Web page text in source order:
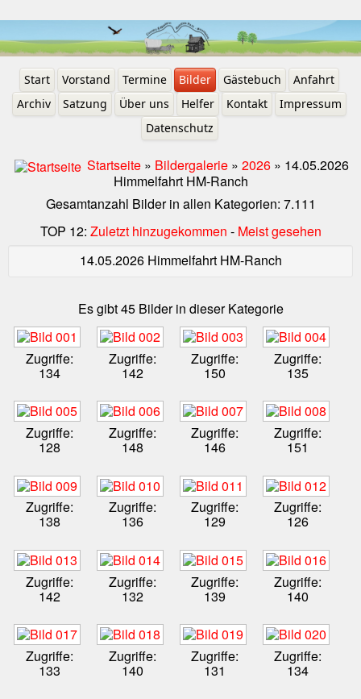
Start Vorstand Termine Bilder Gästebuch
Anfahrt
Archiv
Satzung Über uns Helfer Kontakt
Impressum
Datenschutz
Startseite » Bildergalerie » 2026 » 14.05.2026
Himmelfahrt HM-Ranch
Gesamtanzahl Bilder in allen Kategorien: 7.111
TOP 12: Zuletzt hinzugekommen - Meist gesehen
14.05.2026 Himmelfahrt HM-Ranch
Es gibt 45 Bilder in dieser Kategorie
Zugriffe:
134
Zugriffe:
142
Zugriffe:
150
Zugriffe:
135
Zugriffe:
128
Zugriffe:
148
Zugriffe:
146
Zugriffe:
151
Zugriffe:
138
Zugriffe:
136
Zugriffe:
129
Zugriffe:
126
Zugriffe:
142
Zugriffe:
132
Zugriffe:
139
Zugriffe:
140
Zugriffe:
133
Zugriffe:
140
Zugriffe:
131
Zugriffe:
134